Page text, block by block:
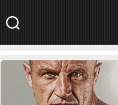
NaszeMMA.pl»Aktualności»
chętny na walkę z